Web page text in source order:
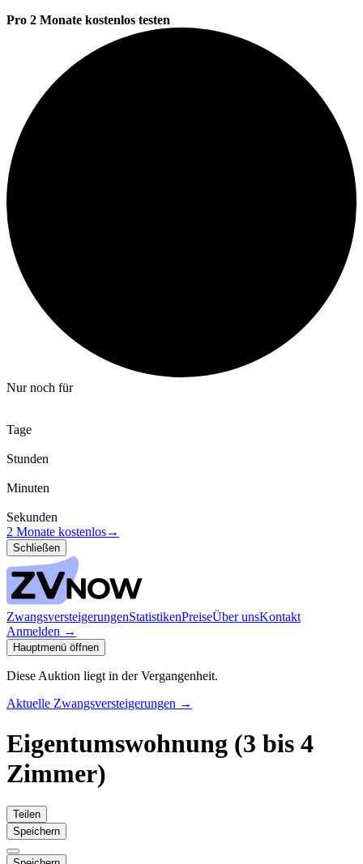
Pro 2 Monate kostenlos testen
Nur noch für
Tage
Stunden
Minuten
Sekunden
2 Monate kostenlos→
Schließen
ZwangsversteigerungenStatistikenPreiseÜber unsKontakt
Anmelden →
Hauptmenü öffnen
Diese Auktion liegt in der Vergangenheit.
Aktuelle Zwangsversteigerungen →
Eigentumswohnung (3 bis 4
Zimmer)
Teilen
Speichern